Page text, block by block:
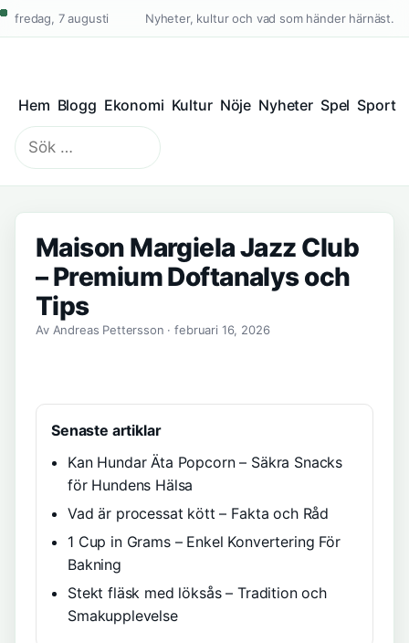
fredag, 7 augusti Nyheter, kultur och vad som händer härnäst.
Hem Blogg Ekonomi Kultur Nöje Nyheter Spel Sport
Sök
efter:
Maison Margiela Jazz Club
– Premium Doftanalys och
Tips
Av Andreas Pettersson · februari 16, 2026
Senaste artiklar
Kan Hundar Äta Popcorn – Säkra Snacks
för Hundens Hälsa
Vad är processat kött – Fakta och Råd
1 Cup in Grams – Enkel Konvertering För
Bakning
Stekt fläsk med löksås – Tradition och
Smakupplevelse